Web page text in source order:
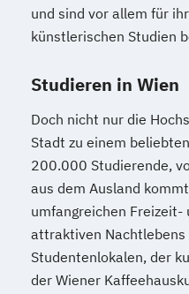
und sind vor allem für
künstlerischen Studien
Studieren in Wien
Doch nicht nur die
Stadt zu einem
200.000 Studierende,
aus dem Ausland
umfangreichen Freizeit-
attraktiven Nachtlebens
Studentenlokalen, der
der Wiener